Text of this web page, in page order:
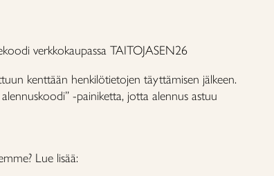
verkkokaupassa TAITOJASEN26
kenttään henkilötietojen täyttämisen jälkeen.
-painiketta, jotta alennus astuu
Lue lisää: